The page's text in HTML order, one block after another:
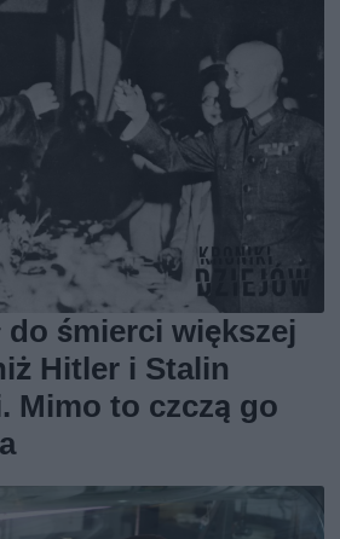
do śmierci większej
Hitler i Stalin
Mimo to czczą go